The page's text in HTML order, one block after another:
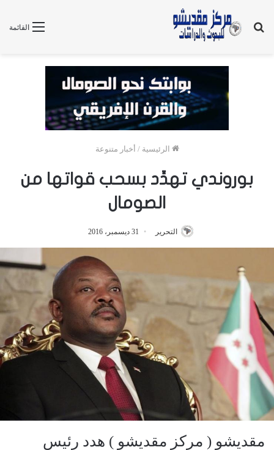
القائمة
بحث
الرئيسية / أخبار متنوعة
بوروندي تهدِّد بسحب قواتها من
الصومال
التحرير 31 ديسمبر، 2016
مقديشو ( مركز مقديشو ) هدد رئيس